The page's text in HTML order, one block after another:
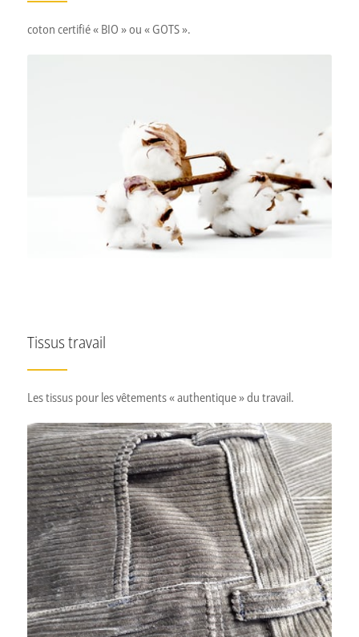
coton certifié « BIO » ou « GOTS ».
Tissus travail
Les tissus pour les vêtements « authentique » du travail.